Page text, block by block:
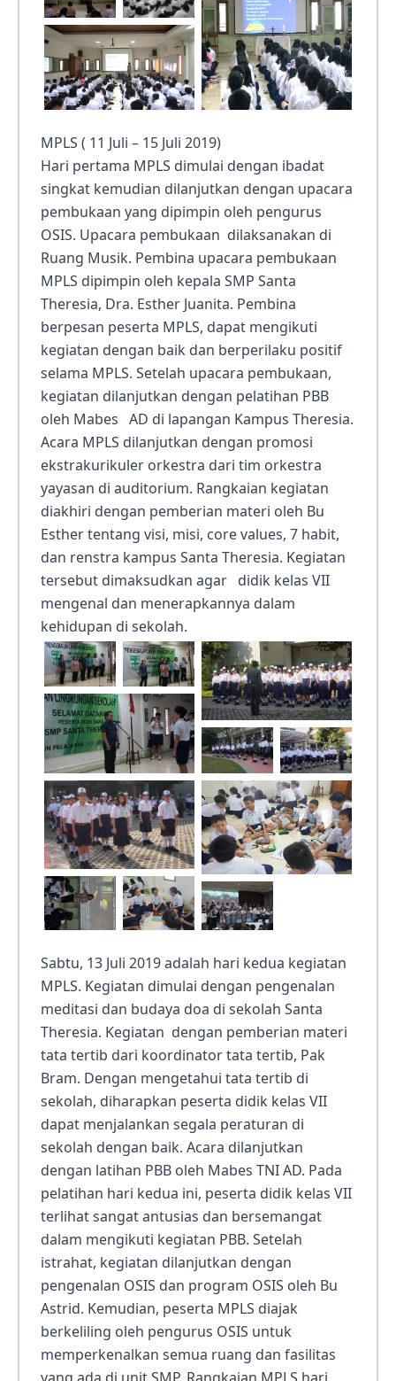
MPLS ( 11 Juli – 15 Juli 2019)
Hari pertama MPLS dimulai dengan ibadat
singkat kemudian dilanjutkan dengan upacara
pembukaan yang dipimpin oleh pengurus
OSIS. Upacara pembukaan dilaksanakan di
Ruang Musik. Pembina upacara pembukaan
MPLS dipimpin oleh kepala SMP Santa
Theresia, Dra. Esther Juanita. Pembina
berpesan peserta MPLS, dapat mengikuti
kegiatan dengan baik dan berperilaku positif
selama MPLS. Setelah upacara pembukaan,
kegiatan dilanjutkan dengan pelatihan PBB
oleh Mabes AD di lapangan Kampus Theresia.
Acara MPLS dilanjutkan dengan promosi
ekstrakurikuler orkestra dari tim orkestra
yayasan di auditorium. Rangkaian kegiatan
diakhiri dengan pemberian materi oleh Bu
Esther tentang visi, misi, core values, 7 habit,
dan renstra kampus Santa Theresia. Kegiatan
tersebut dimaksudkan agar didik kelas VII
mengenal dan menerapkannya dalam
kehidupan di sekolah.
Sabtu, 13 Juli 2019 adalah hari kedua kegiatan
MPLS. Kegiatan dimulai dengan pengenalan
meditasi dan budaya doa di sekolah Santa
Theresia. Kegiatan dengan pemberian materi
tata tertib dari koordinator tata tertib, Pak
Bram. Dengan mengetahui tata tertib di
sekolah, diharapkan peserta didik kelas VII
dapat menjalankan segala peraturan di
sekolah dengan baik. Acara dilanjutkan
dengan latihan PBB oleh Mabes TNI AD. Pada
pelatihan hari kedua ini, peserta didik kelas VII
terlihat sangat antusias dan bersemangat
dalam mengikuti kegiatan PBB. Setelah
istrahat, kegiatan dilanjutkan dengan
pengenalan OSIS dan program OSIS oleh Bu
Astrid. Kemudian, peserta MPLS diajak
berkeliling oleh pengurus OSIS untuk
memperkenalkan semua ruang dan fasilitas